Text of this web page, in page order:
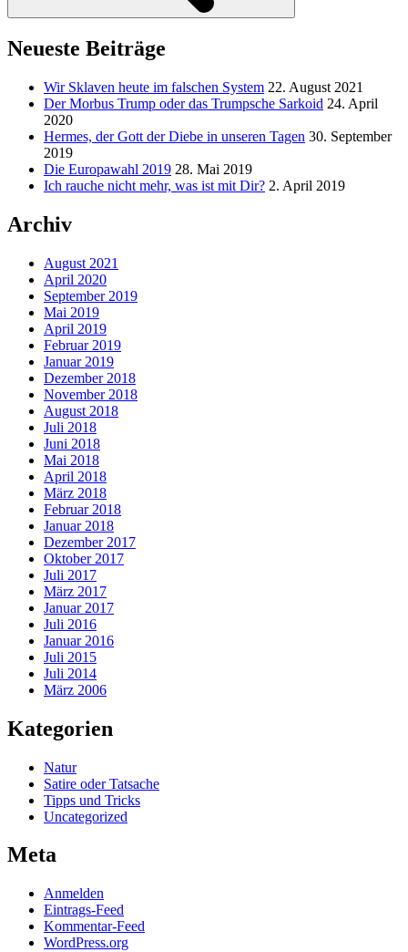
Neueste Beiträge
Wir Sklaven heute im falschen System 22. August 2021
Der Morbus Trump oder das Trumpsche Sarkoid 24. April
2020
Hermes, der Gott der Diebe in unseren Tagen 30. September
2019
Die Europawahl 2019 28. Mai 2019
Ich rauche nicht mehr, was ist mit Dir? 2. April 2019
Archiv
August 2021
April 2020
September 2019
Mai 2019
April 2019
Februar 2019
Januar 2019
Dezember 2018
November 2018
August 2018
Juli 2018
Juni 2018
Mai 2018
April 2018
März 2018
Februar 2018
Januar 2018
Dezember 2017
Oktober 2017
Juli 2017
März 2017
Januar 2017
Juli 2016
Januar 2016
Juli 2015
Juli 2014
März 2006
Kategorien
Natur
Satire oder Tatsache
Tipps und Tricks
Uncategorized
Meta
Anmelden
Eintrags-Feed
Kommentar-Feed
WordPress.org